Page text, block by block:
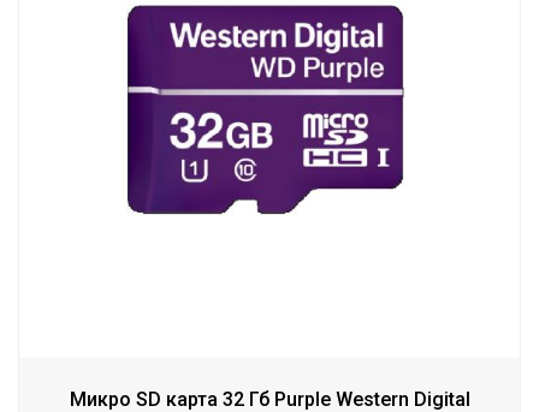
Микро SD карта 32 Гб Purple Western Digital